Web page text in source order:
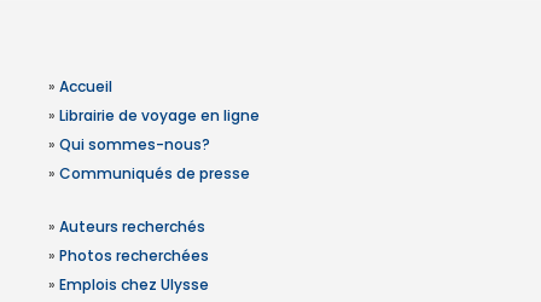
» Accueil
» Librairie de voyage en ligne
» Qui sommes-nous?
» Communiqués de presse
» Auteurs recherchés
» Photos recherchées
» Emplois chez Ulysse